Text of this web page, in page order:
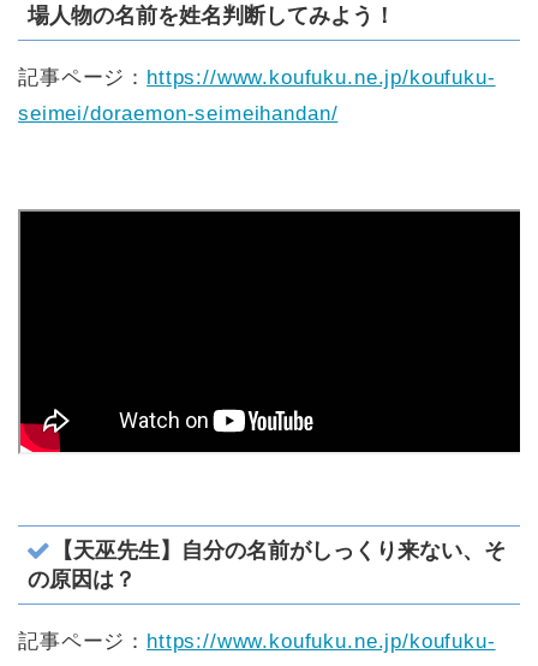
場人物の名前を姓名判断してみよう！
記事ページ： https://www.koufuku.ne.jp/koufuku-
seimei/doraemon-seimeihandan/
【天巫先生】自分の名前がしっくり来ない、そ
の原因は？
記事ページ： https://www.koufuku.ne.jp/koufuku-